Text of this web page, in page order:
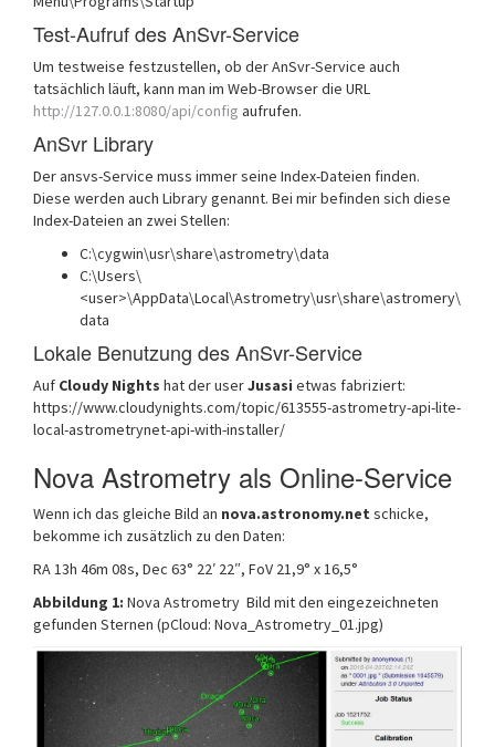
Test-Aufruf des AnSvr-Service
Um testweise festzustellen, ob der AnSvr-Service auch
tatsächlich läuft, kann man im Web-Browser die URL
http://127.0.0.1:8080/api/config aufrufen.
AnSvr Library
Der ansvs-Service muss immer seine Index-Dateien finden.
Diese werden auch Library genannt. Bei mir befinden sich diese
Index-Dateien an zwei Stellen:
C:\cygwin\usr\share\astrometry\data
C:\Users\
<user>\AppData\Local\Astrometry\usr\share\astromery\
data
Lokale Benutzung des AnSvr-Service
Auf Cloudy Nights hat der userJusasi etwas fabriziert:
https://www.cloudynights.com/topic/613555-astrometry-api-lite-
local-astrometrynet-api-with-installer/
Nova Astrometry als Online-Service
Wenn ich das gleiche Bild an nova.astronomy.net schicke,
bekomme ich zusätzlich zu den Daten:
RA 13h 46m 08s, Dec 63° 22′ 22″, FoV 21,9° x 16,5°
Abbildung 1: Nova Astrometry Bild mit den eingezeichneten
gefunden Sternen (pCloud: Nova_Astrometry_01.jpg)